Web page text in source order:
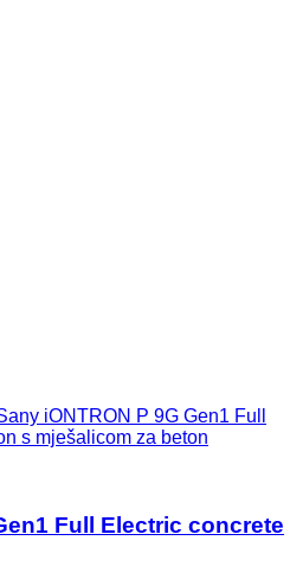
iONTRON P 9G Gen1 Full
s mješalicom za beton
Full Electric concrete